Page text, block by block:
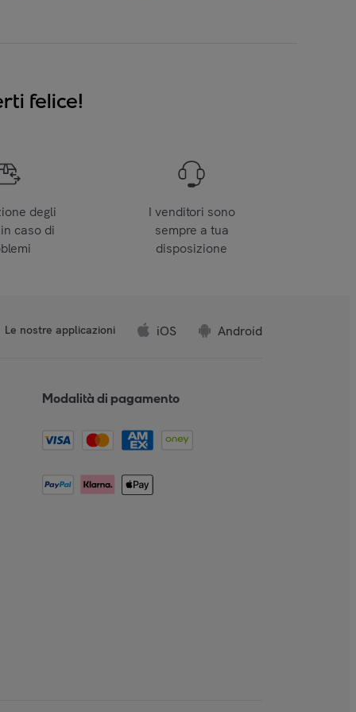
felice!
degli
caso di
I venditori sono
sempre a tua
disposizione
Le nostre applicazioni iOS Android
Modalità di pagamento